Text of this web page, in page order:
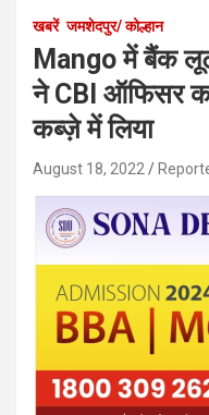
खबरें जमशेदपुर/ कोल्हान
Mango में बैंक
ने CBI ऑफिसर
कब्ज़े में लिया
August 18, 2022